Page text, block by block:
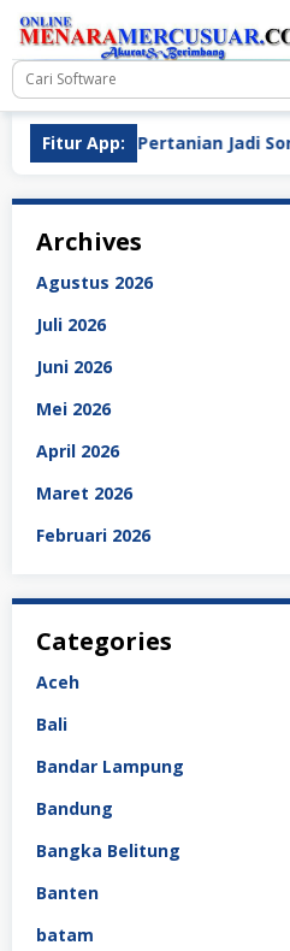
Loncat
konten
Fitur App:
Pertanian Jadi Sorotan
Archives
Agustus 2026
Juli 2026
Juni 2026
Mei 2026
April 2026
Maret 2026
Februari 2026
Categories
Aceh
Bali
Bandar Lampung
Bandung
Bangka Belitung
Banten
batam